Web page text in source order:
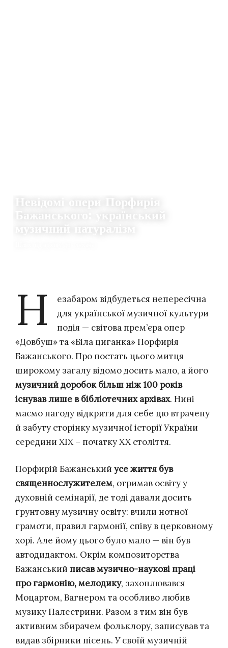
Невідомі опери Порфирія
Бажанського: український
музичний натуралізм
Н
езабаром відбудеться непересічна
для української музичної культури
подія — світова прем’єра опер
«Довбуш» та «Біла циганка» Порфирія
Бажанського. Про постать цього митця
широкому загалу відомо досить мало, а його
музичний доробок більш ніж 100 років
існував лише в бібліотечних архівах. Нині
маємо нагоду відкрити для себе цю втрачену
й забуту сторінку музичної історії України
середини ХІХ – початку XX століття.
Порфирій Бажанський усе життя був
священнослужителем, отримав освіту у
духовній семінарії, де тоді давали досить
ґрунтовну музичну освіту: вчили нотної
грамоти, правил гармонії, співу в церковному
хорі. Але йому цього було мало — він був
автодидактом. Окрім композиторства
Бажанський писав музично-наукові праці
про гармонію, мелодику, захоплювався
Моцартом, Вагнером та особливо любив
музику Палестрини. Разом з тим він був
активним збирачем фольклору, записував та
видав збірники пісень. У своїй музичній